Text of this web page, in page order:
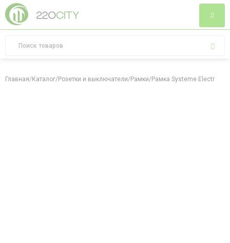
Главная/Каталог/Розетки и выключатели/Рамки/Рамка Systeme Electric